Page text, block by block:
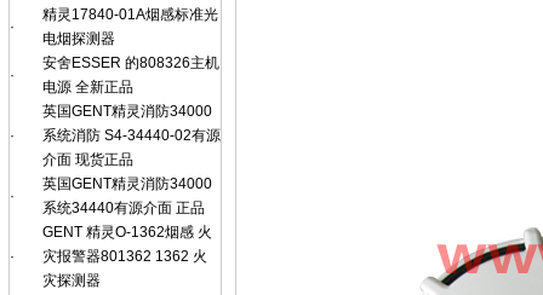
·
精灵17840-01A烟感标准光
电烟探测器
·
安舍ESSER 的808326主机
电源 全新正品
·
英国GENT精灵消防34000
系统消防 S4-34440-02有源
介面 现货正品
·
英国GENT精灵消防34000
系统34440有源介面 正品
·
GENT 精灵O-1362烟感 火
灾报警器801362 1362 火
灾探测器